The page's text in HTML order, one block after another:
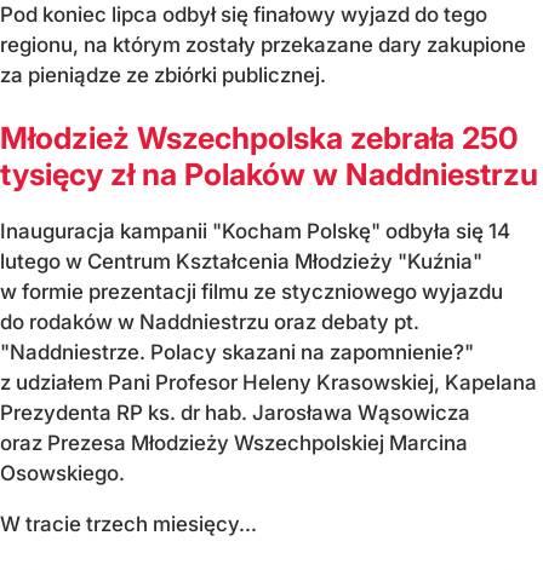
Pod koniec lipca odbył się finałowy wyjazd do tego
regionu, na którym zostały przekazane dary zakupione
za pieniądze ze zbiórki publicznej.
Młodzież Wszechpolska zebrała 250
tysięcy zł na Polaków w Naddniestrzu
Inauguracja kampanii "Kocham Polskę" odbyła się 14
lutego w Centrum Kształcenia Młodzieży "Kuźnia"
w formie prezentacji filmu ze styczniowego wyjazdu
do rodaków w Naddniestrzu oraz debaty pt.
"Naddniestrze. Polacy skazani na zapomnienie?"
z udziałem Pani Profesor Heleny Krasowskiej, Kapelana
Prezydenta RP ks. dr hab. Jarosława Wąsowicza
oraz Prezesa Młodzieży Wszechpolskiej Marcina
Osowskiego.
W tracie trzech miesięcy...